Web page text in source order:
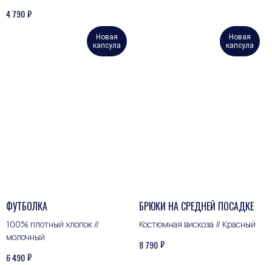
4 790₽
Новая
капсула
ФУТБОЛКА
100% плотный хлопок //
молочный
6 490₽
Новая
капсула
БРЮКИ НА СРЕДНЕЙ ПОСАДКЕ
Костюмная вискоза // Красный
8 790₽